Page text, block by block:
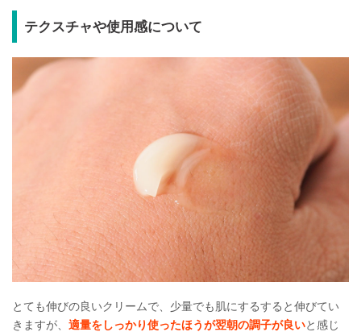
テクスチャや使用感について
とても伸びの良いクリームで、少量でも肌にするすると伸びてい
きますが、 適量をしっかり使ったほうが翌朝の調子が良いと感じ